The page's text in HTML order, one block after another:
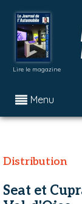
Lire le magazine
Menu
Distribution
Seat et